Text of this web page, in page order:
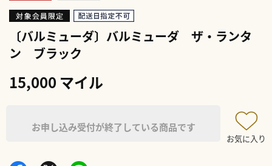
〔バルミューダ〕バルミューダ ザ・ランタ
ン ブラック
15,000 マイル
お申し込み受付が終了している商品です
お気に入り